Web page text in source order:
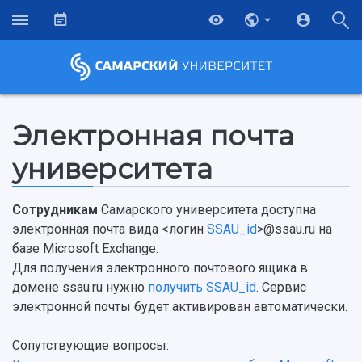
НАЗАД
История
Главные новости
Почему я выбираю Самарский университет?
Основные научные направления
Электронная почта
университета
Сотрудникам Самарского университета доступна
электронная почта вида <логин SSAU_id>@ssau.ru на
базе Microsoft Exchange.
Для получения электронного почтового ящика в
домене ssau.ru нужно получить SSAU_id. Сервис
электронной почты будет активирован автоматически.
Сопутствующие вопросы: